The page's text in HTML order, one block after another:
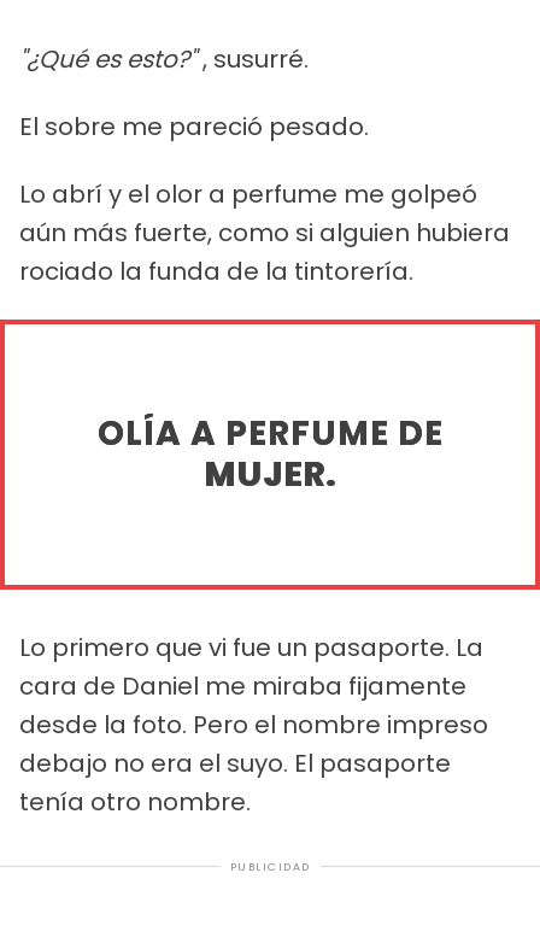
"¿Qué es esto?", susurré.
El sobre me pareció pesado.
Lo abrí y el olor a perfume me golpeó
aún más fuerte, como si alguien hubiera
rociado la funda de la tintorería.
OLÍA A PERFUME DE
MUJER.
Lo primero que vi fue un pasaporte. La
cara de Daniel me miraba fijamente
desde la foto. Pero el nombre impreso
debajo no era el suyo. El pasaporte
tenía otro nombre.
PUBLICIDAD